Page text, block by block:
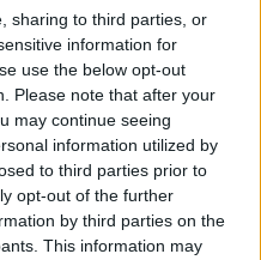
sharing to third parties, or
information for
use the below opt-out
Please note that after your
may continue seeing
information utilized by
to third parties prior to
opt-out of the further
by third parties on the
This information may
Video/ Kamioni e përplas
dhe e tërheq zvarrë 12-
vjeçarin që po kthehej nga
shkolla, i mituri shpëton
mrekullisht